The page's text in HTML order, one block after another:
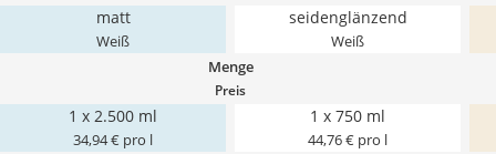
matt
Weiß
seidenglänzend
Weiß
Menge
Preis
1 x 2.500 ml
34,94 € pro l
1 x 750 ml
44,76 € pro l